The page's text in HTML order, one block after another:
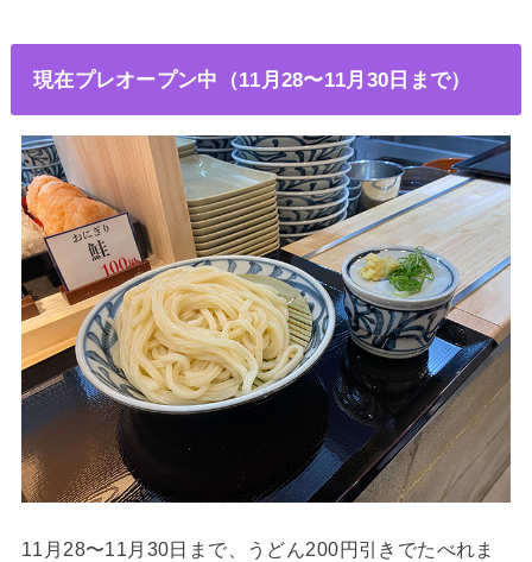
現在プレオープン中（11月28〜11月30日まで）
11月28〜11月30日まで、うどん200円引きでたべれま